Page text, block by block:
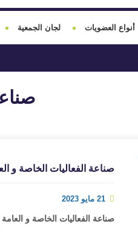
أنواع العضويات لجان الجمعية
صناعة الفعاليات الخاصة و
21 مايو 2023
صناعة الفعاليات الخاصة و